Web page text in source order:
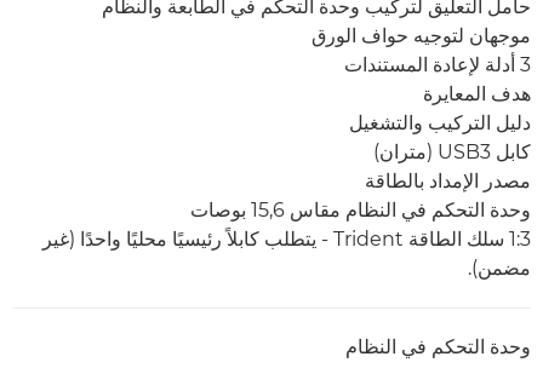
حامل التعليق لتركيب وحدة التحكم في الطابعة والنظام
موجهان لتوجيه حواف الورق
3 أدلة لإعادة المستندات
هدف المعايرة
دليل التركيب والتشغيل
كابل USB3 ‏(متران)
مصدر الإمداد بالطاقة
وحدة التحكم في النظام مقاس 15,6 بوصات
3‏:1 سلك الطاقة Trident - يتطلب كابلاً رئيسيًا محليًا واحدًا (غير
مضمن).
وحدة التحكم في النظام